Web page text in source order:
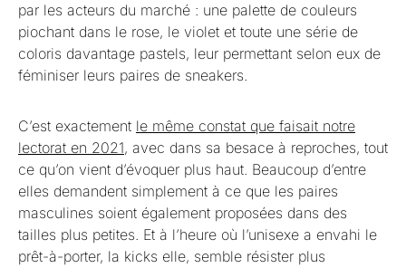
par les acteurs du marché : une palette de couleurs
piochant dans le rose, le violet et toute une série de
coloris davantage pastels, leur permettant selon eux de
féminiser leurs paires de sneakers.
C’est exactement le même constat que faisait notre
lectorat en 2021, avec dans sa besace à reproches, tout
ce qu’on vient d’évoquer plus haut. Beaucoup d’entre
elles demandent simplement à ce que les paires
masculines soient également proposées dans des
tailles plus petites. Et à l’heure où l’unisexe a envahi le
prêt-à-porter, la kicks elle, semble résister plus